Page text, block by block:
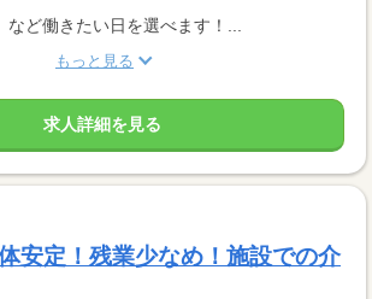
ど働きたい日を選べます！...
もっと見る
求人詳細を見る
安定！残業少なめ！施設での介